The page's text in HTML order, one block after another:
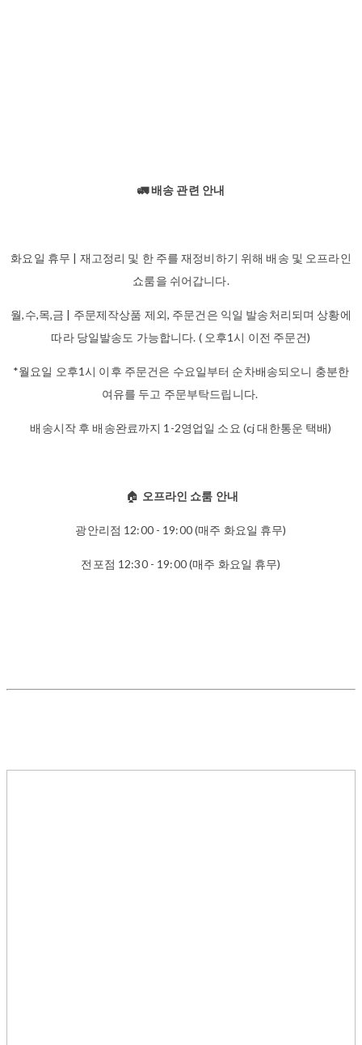
🚛 배송 관련 안내
화요일 휴무 | 재고정리 및 한 주를 재정비하기 위해 배송 및 오프라인
쇼룸을 쉬어갑니다.
월,수,목,금 | 주문제작상품 제외, 주문건은 익일 발송처리되며 상황에
따라 당일발송도 가능합니다. ( 오후1시 이전 주문건)
*월요일 오후1시 이후 주문건은 수요일부터 순차배송되오니 충분한
여유를 두고 주문부탁드립니다.
배송시작 후 배송완료까지 1-2영업일 소요 (cj 대한통운 택배)
🏠 오프라인 쇼룸 안내
광안리점 12:00 - 19:00 (매주 화요일 휴무)
전포점 12:30 - 19:00 (매주 화요일 휴무)